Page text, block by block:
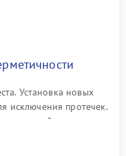
Установка новых
исключения протечек.
системы,
поплавка.